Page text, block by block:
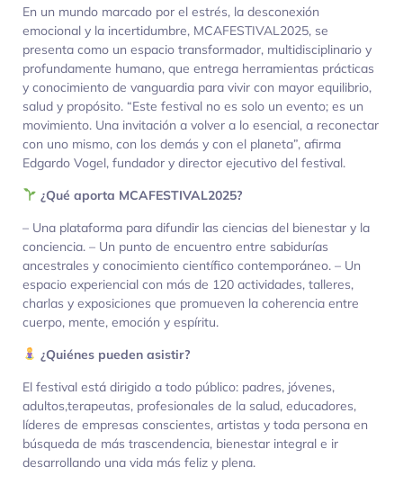
En un mundo marcado por el estrés, la desconexión
emocional y la incertidumbre, MCAFESTIVAL2025, se
presenta como un espacio transformador, multidisciplinario y
profundamente humano, que entrega herramientas prácticas
y conocimiento de vanguardia para vivir con mayor equilibrio,
salud y propósito. “Este festival no es solo un evento; es un
movimiento. Una invitación a volver a lo esencial, a reconectar
con uno mismo, con los demás y con el planeta”, afirma
Edgardo Vogel, fundador y director ejecutivo del festival.
¿Qué aporta MCAFESTIVAL2025?
– Una plataforma para difundir las ciencias del bienestar y la
conciencia. – Un punto de encuentro entre sabidurías
ancestrales y conocimiento científico contemporáneo. – Un
espacio experiencial con más de 120 actividades, talleres,
charlas y exposiciones que promueven la coherencia entre
cuerpo, mente, emoción y espíritu.
¿Quiénes pueden asistir?
El festival está dirigido a todo público: padres, jóvenes,
adultos,terapeutas, profesionales de la salud, educadores,
líderes de empresas conscientes, artistas y toda persona en
búsqueda de más trascendencia, bienestar integral e ir
desarrollando una vida más feliz y plena.